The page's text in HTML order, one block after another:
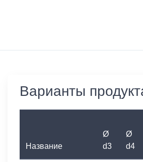
Варианты
Название
Ø
d3
Ø
d4